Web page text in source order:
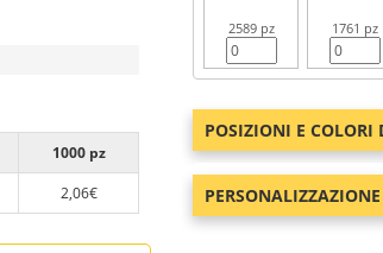
1000 pz
2,06€
2589 pz 1761 pz
POSIZIONI E COLORI
PERSONALIZZAZIONE